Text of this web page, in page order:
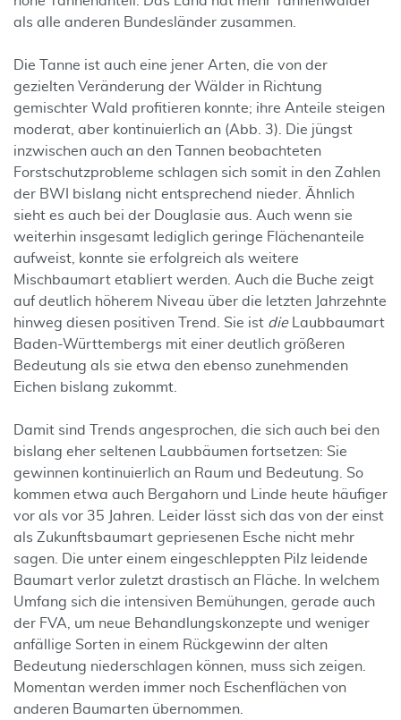
als alle anderen Bundesländer zusammen.
Die Tanne ist auch eine jener Arten, die von der
gezielten Veränderung der Wälder in Richtung
gemischter Wald profitieren konnte; ihre Anteile steigen
moderat, aber kontinuierlich an (Abb. 3). Die jüngst
inzwischen auch an den Tannen beobachteten
Forstschutzprobleme schlagen sich somit in den Zahlen
der BWI bislang nicht entsprechend nieder. Ähnlich
sieht es auch bei der Douglasie aus. Auch wenn sie
weiterhin insgesamt lediglich geringe Flächenanteile
aufweist, konnte sie erfolgreich als weitere
Mischbaumart etabliert werden. Auch die Buche zeigt
auf deutlich höherem Niveau über die letzten Jahrzehnte
hinweg diesen positiven Trend. Sie ist dieLaubbaumart
Baden-Württembergs mit einer deutlich größeren
Bedeutung als sie etwa den ebenso zunehmenden
Eichen bislang zukommt.
Damit sind Trends angesprochen, die sich auch bei den
bislang eher seltenen Laubbäumen fortsetzen: Sie
gewinnen kontinuierlich an Raum und Bedeutung. So
kommen etwa auch Bergahorn und Linde heute häufiger
vor als vor 35 Jahren. Leider lässt sich das von der einst
als Zukunftsbaumart gepriesenen Esche nicht mehr
sagen. Die unter einem eingeschleppten Pilz leidende
Baumart verlor zuletzt drastisch an Fläche. In welchem
Umfang sich die intensiven Bemühungen, gerade auch
der FVA, um neue Behandlungskonzepte und weniger
anfällige Sorten in einem Rückgewinn der alten
Bedeutung niederschlagen können, muss sich zeigen.
Momentan werden immer noch Eschenflächen von
anderen Baumarten übernommen.